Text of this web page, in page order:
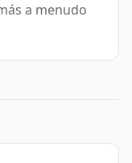
a menudo